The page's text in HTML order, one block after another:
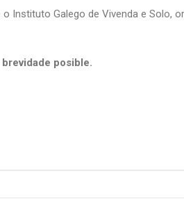
Instituto Galego de Vivenda e Solo,
posible.